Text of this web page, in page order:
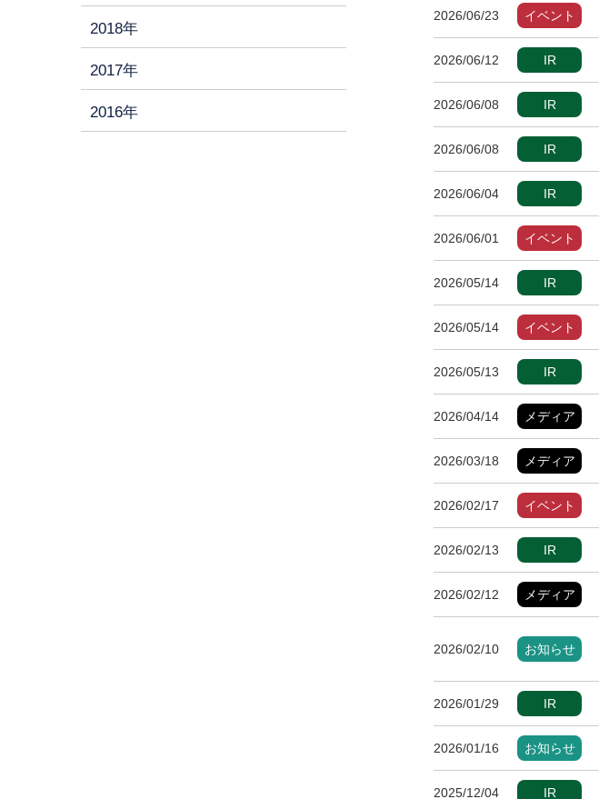
2018年
2017年
2016年
2026/06/23 イベント
2026/06/12 IR
2026/06/08 IR
2026/06/08 IR
2026/06/04 IR
2026/06/01 イベント
2026/05/14 IR
2026/05/14 イベント
2026/05/13 IR
2026/04/14 メディア
2026/03/18 メディア
2026/02/17 イベント
2026/02/13 IR
2026/02/12 メディア
2026/02/10 お知らせ
2026/01/29 IR
2026/01/16 お知らせ
2025/12/04 IR